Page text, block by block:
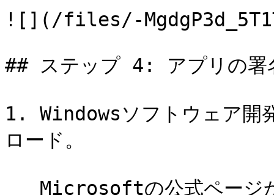
![](/files/-
## ステップ 4: アプリの
1. Windowsソフトウェア開
ロード。